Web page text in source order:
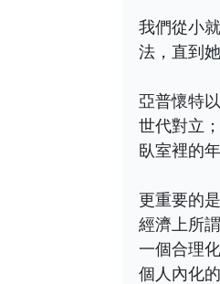
我們從小
法，直到
亞普懷特
世代對立
臥室裡的
更重要的
經濟上所
一個合理
個人內化